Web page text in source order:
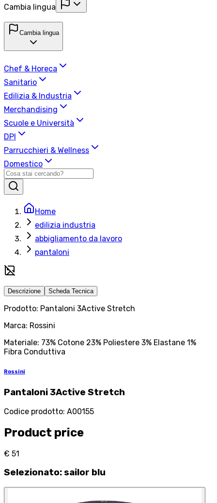
Cambia lingua
Cambia lingua
Chef & Horeca
Sanitario
Edilizia & Industria
Merchandising
Scuole e Università
DPI
Parrucchieri & Wellness
Domestico
Home
edilizia industria
abbigliamento da lavoro
pantaloni
Descrizione Scheda Tecnica
Prodotto: Pantaloni 3Active Stretch
Marca: Rossini
Materiale: 73% Cotone 23% Poliestere 3% Elastane 1%
Fibra Conduttiva
Rossini
Pantaloni 3Active Stretch
Codice prodotto: A00155
Product price
€ 51
Selezionato:sailor blu